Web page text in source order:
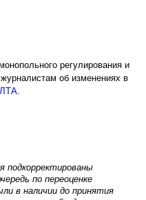
регулирования и
об изменениях в
.
подкорректированы
по переоценке
в наличии до принятия